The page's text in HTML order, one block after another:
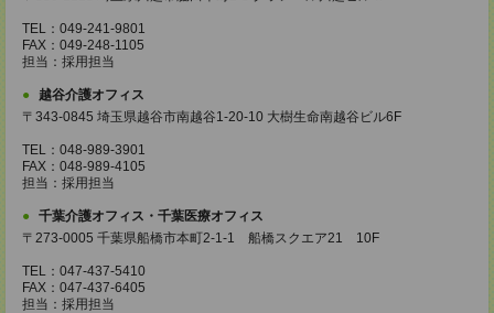
TEL：049-241-9801
FAX：049-248-1105
担当：採用担当
越谷介護オフィス
〒343-0845 埼玉県越谷市南越谷1-20-10 大樹生命南越谷ビル6F
TEL：048-989-3901
FAX：048-989-4105
担当：採用担当
千葉介護オフィス・千葉医療オフィス
〒273-0005 千葉県船橋市本町2-1-1 船橋スクエア21 10F
TEL：047-437-5410
FAX：047-437-6405
担当：採用担当